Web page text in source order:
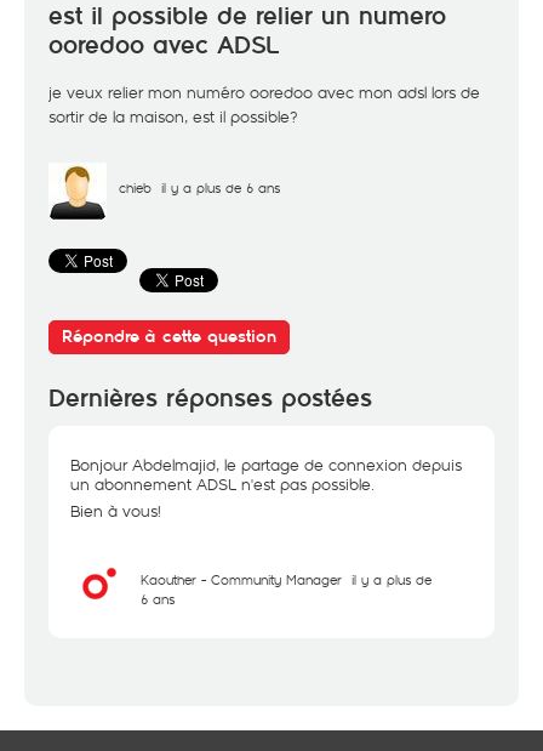
est il possible de relier un numero
ooredoo avec ADSL
je veux relier mon numéro ooredoo avec mon adsl lors de
sortir de la maison, est il possible?
chieb il y a plus de 6 ans
Répondre à cette question
Dernières réponses postées
Bonjour Abdelmajid, le partage de connexion depuis
un abonnement ADSL n'est pas possible.
Bien à vous!
Kaouther - Community Manager il y a plus de
6 ans